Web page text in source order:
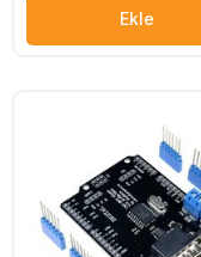
Ekle